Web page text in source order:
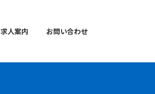
求人案内 お問い合わせ